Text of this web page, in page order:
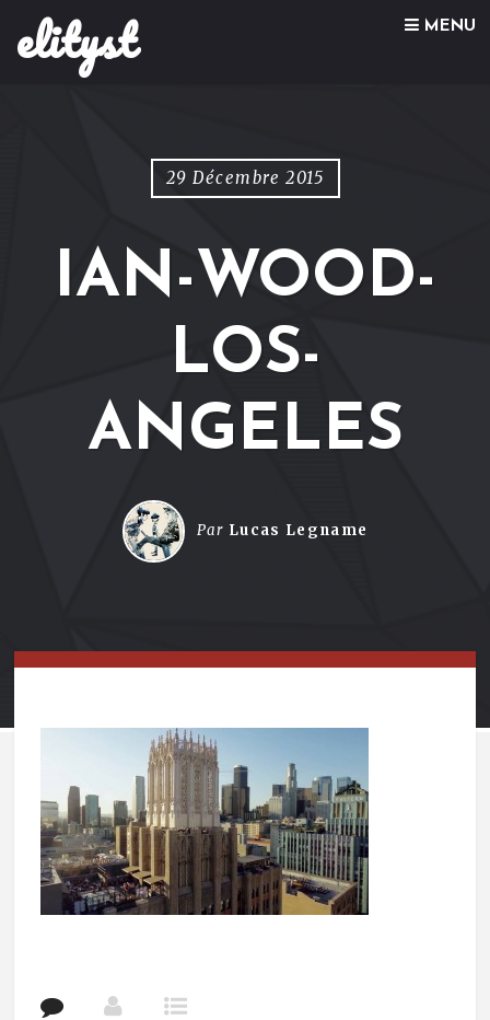
elityst MENU
Skip to content
29 Décembre 2015
IAN-WOOD-
LOS-
ANGELES
Par Lucas Legname